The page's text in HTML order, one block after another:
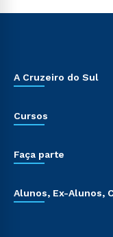
A Cruzeiro do Sul
Cursos
Faça parte
Alunos, Ex-Alunos,